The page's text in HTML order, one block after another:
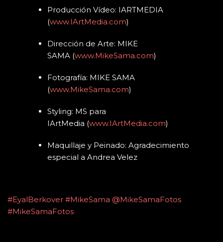
Producción Vídeo: IARTMEDIA
(www.IArtMedia.com)
Dirección de Arte: MIKE
SAMA (www.MikeSama.com)
Fotografía: MIKE SAMA
(www.MikeSama.com)
Styling: MS para
IArtMedia (www.IArtMedia.com)
Maquillaje y Peinado: Agradecimiento
especial a Andrea Velez
#EyalBerkover #MikeSama @MikeSamaFotos
#MikeSamaFotos